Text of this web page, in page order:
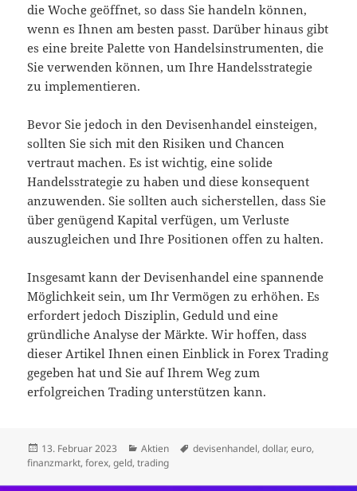
die Woche geöffnet, so dass Sie handeln können,
wenn es Ihnen am besten passt. Darüber hinaus gibt
es eine breite Palette von Handelsinstrumenten, die
Sie verwenden können, um Ihre Handelsstrategie
zu implementieren.
Bevor Sie jedoch in den Devisenhandel einsteigen,
sollten Sie sich mit den Risiken und Chancen
vertraut machen. Es ist wichtig, eine solide
Handelsstrategie zu haben und diese konsequent
anzuwenden. Sie sollten auch sicherstellen, dass Sie
über genügend Kapital verfügen, um Verluste
auszugleichen und Ihre Positionen offen zu halten.
Insgesamt kann der Devisenhandel eine spannende
Möglichkeit sein, um Ihr Vermögen zu erhöhen. Es
erfordert jedoch Disziplin, Geduld und eine
gründliche Analyse der Märkte. Wir hoffen, dass
dieser Artikel Ihnen einen Einblick in Forex Trading
gegeben hat und Sie auf Ihrem Weg zum
erfolgreichen Trading unterstützen kann.
Veröffentlicht
am
13. Februar 2023 Kategorien
Aktien Schlagwörter
devisenhandel,dollar,euro,
finanzmarkt,forex,geld,trading